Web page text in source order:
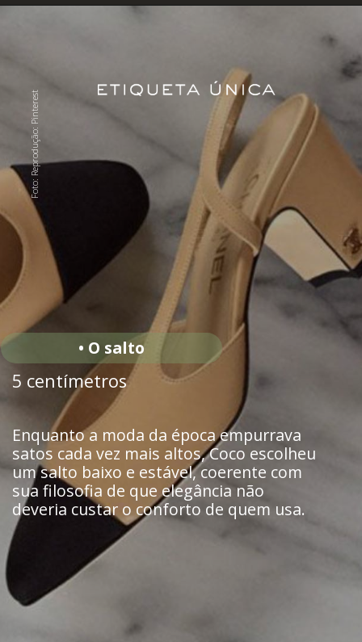
5 centímetros
• O salto
Enquanto a moda da época empurrava
satos cada vez mais altos, Coco escolheu
um salto baixo e estável, coerente com
sua filosofia de que elegância não
deveria custar o conforto de quem usa.
Foto: Reprodução: Pinterest